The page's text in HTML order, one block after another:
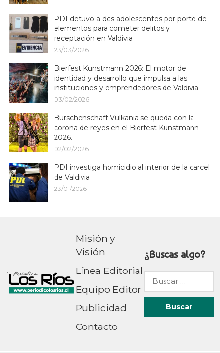
PDI detuvo a dos adolescentes por porte de
elementos para cometer delitos y
receptación en Valdivia
23/03/2026
Bierfest Kunstmann 2026: El motor de
identidad y desarrollo que impulsa a las
instituciones y emprendedores de Valdivia
03/02/2026
Burschenschaft Vulkania se queda con la
corona de reyes en el Bierfest Kunstmann
2026.
02/02/2026
PDI investiga homicidio al interior de la carcel
de Valdivia
23/01/2026
Misión y
Visión
Línea Editorial
Equipo Editor
Publicidad
Contacto
¿Buscas algo?
Buscar
por: